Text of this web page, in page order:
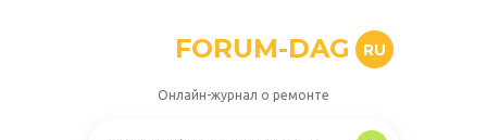
FORUM-DAG RU
Онлайн-журнал о ремонте